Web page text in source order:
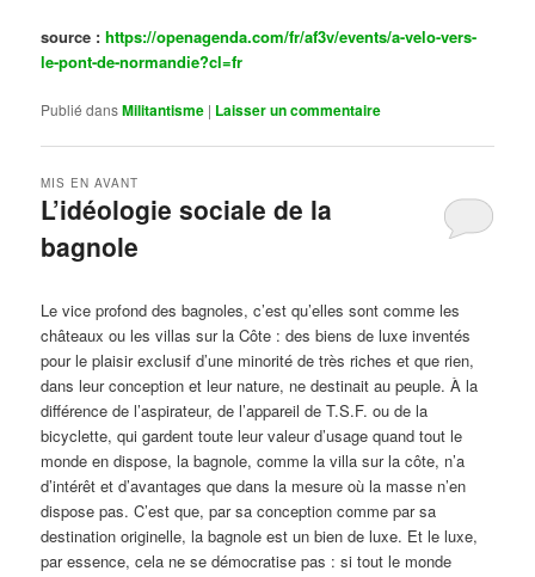
source :https://openagenda.com/fr/af3v/events/a-velo-vers-
le-pont-de-normandie?cl=fr
Publié dansMilitantisme | Laisser un commentaire
L’idéologie sociale de la
bagnole
MIS EN AVANT
Le vice profond des bagnoles, c’est qu’elles sont comme les
châteaux ou les villas sur la Côte : des biens de luxe inventés
pour le plaisir exclusif d’une minorité de très riches et que rien,
dans leur conception et leur nature, ne destinait au peuple. À la
différence de l’aspirateur, de l’appareil de T.S.F. ou de la
bicyclette, qui gardent toute leur valeur d’usage quand tout le
monde en dispose, la bagnole, comme la villa sur la côte, n’a
d’intérêt et d’avantages que dans la mesure où la masse n’en
dispose pas. C’est que, par sa conception comme par sa
destination originelle, la bagnole est un bien de luxe. Et le luxe,
par essence, cela ne se démocratise pas : si tout le monde